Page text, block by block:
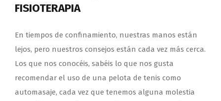
FISIOTERAPIA
En tiempos de confinamiento, nuestras manos están
lejos, pero nuestros consejos están cada vez más cerca.
Los que nos conocéis, sabéis lo que nos gusta
recomendar el uso de una pelota de tenis como
automasaje, cada vez que tenemos alguna molestia